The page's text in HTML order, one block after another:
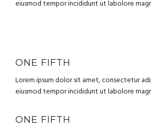
eiusmod tempor incididunt ut labolore
ONE FIFTH
Lorem ipsum dolor sit amet, consectetur
eiusmod tempor incididunt ut labolore
ONE FIFTH